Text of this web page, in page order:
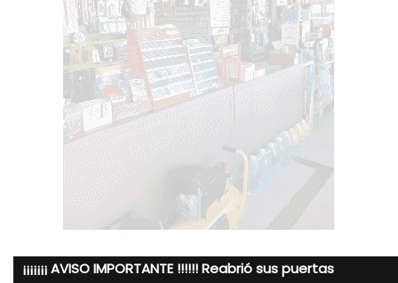
¡¡¡¡¡¡¡ AVISO IMPORTANTE !!!!!! Reabrió sus puertas